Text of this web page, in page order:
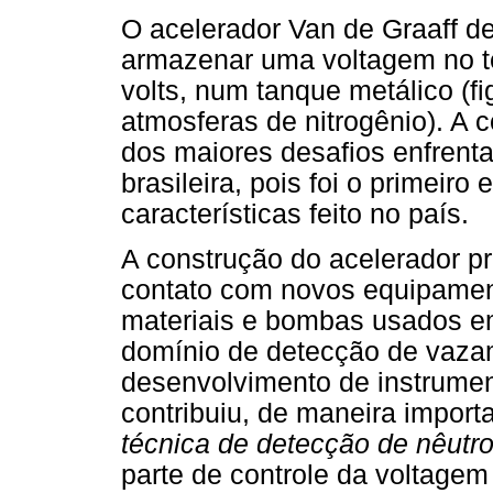
O acelerador Van de Graaff
armazenar uma voltagem no
volts, num tanque metálico
atmosferas de nitrogênio). A
dos maiores desafios
brasileira, pois foi o primeiro
características feito no país.
A construção do acelerador
contato com novos
materiais e bombas usados
domínio de detecção de
desenvolvimento de
contribuiu, de maneira
técnica de detecção de
parte de controle da